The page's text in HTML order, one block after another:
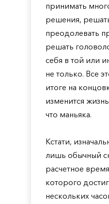
принимать
решения,
преодолевать
решать
себя в той или
не только. Все
итоге на
изменится
что маньяка.
Кстати,
лишь обычный
расчетное
которого
нескольких